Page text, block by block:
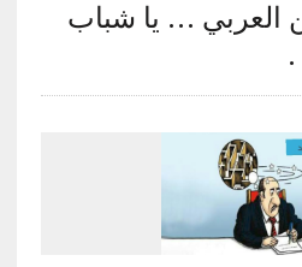
العربي … يا شباب